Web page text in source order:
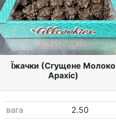
Їжачки (Сгущене Молоко
Арахіс)
вага
2.50